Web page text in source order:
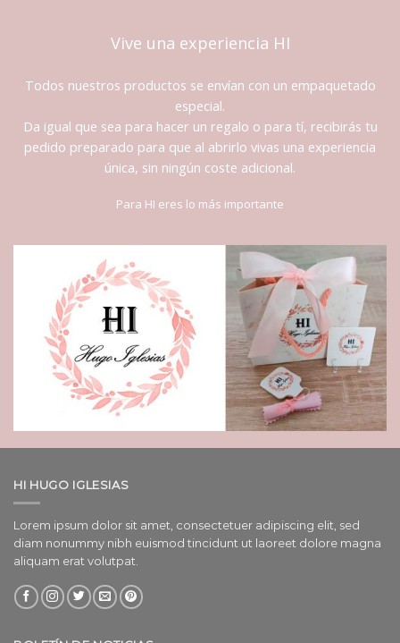
Vive una experiencia HI
Todos nuestros productos se envían con un empaquetado
especial.
Da igual que sea para hacer un regalo o para tí, recibirás tu
pedido preparado para que al abrirlo vivas una experiencia
única, sin ningún coste adicional.
Para HI eres lo más importante
HI HUGO IGLESIAS
Lorem ipsum dolor sit amet, consectetuer adipiscing elit, sed
diam nonummy nibh euismod tincidunt ut laoreet dolore magna
aliquam erat volutpat.